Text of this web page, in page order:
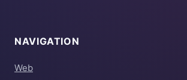
NAVIGATION
Web